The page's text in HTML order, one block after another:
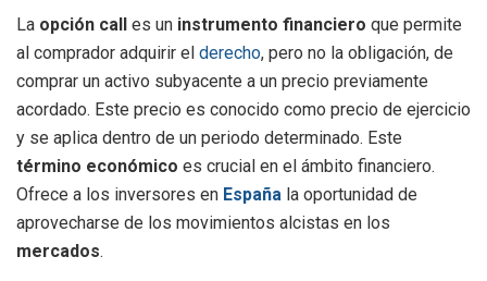
La opción call es un instrumento financiero que permite
al comprador adquirir el derecho, pero no la obligación, de
comprar un activo subyacente a un precio previamente
acordado. Este precio es conocido como precio de ejercicio
y se aplica dentro de un periodo determinado. Este
término económico es crucial en el ámbito financiero.
Ofrece a los inversores en España la oportunidad de
aprovecharse de los movimientos alcistas en los
mercados.